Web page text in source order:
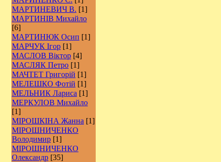
МАРТИНЕВИЧ В. [1]
МАРТИНІВ Михайло
[6]
МАРТИНЮК Осип [1]
МАРЧУК Ігор [1]
МАСЛОВ Віктор [4]
МАСЛЯК Петро [1]
МАЧТЕТ Григорій [1]
МЕЛЕШКО Фотій [1]
МЕЛЬНИК Лариса [1]
МЕРКУЛОВ Михайло
[1]
МІРОШКІНА Жанна [1]
МІРОШНИЧЕНКО
Володимир [1]
МІРОШНИЧЕНКО
Олександр [35]